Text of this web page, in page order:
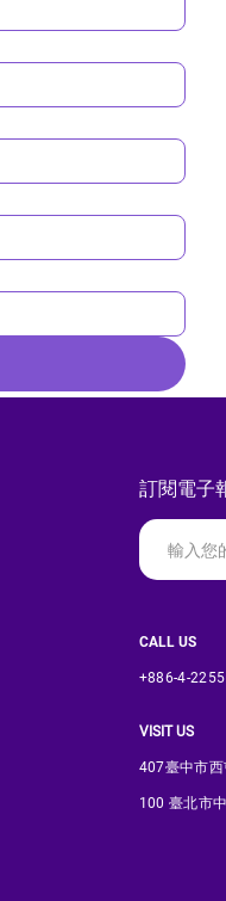
訂閱電子
CALL US
+886-4-
VISIT US
407臺中市西
100 臺北市